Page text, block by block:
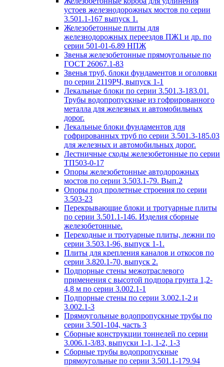
устоев железнодорожных мостов по серии
3.501.1-167 выпуск 1.
Железобетонные плиты для
железнодорожных переездов ПЖ1 и др. по
серии 501-01-6.89 НПЖ
Звенья железобетонные прямоугольные по
ГОСТ 26067.1-83
Звенья труб, блоки фундаментов и оголовки
по серии 2119РЧ, выпуск 1-1
Лекальные блоки по серии 3.501.3-183.01.
Трубы водопропускные из гофрированного
металла для железных и автомобильных
дорог.
Лекальные блоки фундаментов для
гофрированных труб по серии 3.501.3-185.03
для железных и автомобильных дорог.
Лестничные сходы железобетонные по серии
ТП503-0-17
Опоры железобетонные автодорожных
мостов по серии 3.503.1-79. Вып.2
Опоры под пролетные строения по серии
3.503-23
Перекрывающие блоки и тротуарные плиты
по серии 3.501.1-146. Изделия сборные
железобетонные.
Переходные и тротуарные плиты, лежни по
серии 3.503.1-96, выпуск 1-1.
Плиты для крепления каналов и откосов по
серии 3.820.1-70, выпуск 2.
Подпорные стены межотраслевого
применения с высотой подпора грунта 1,2-
4,8 м по серии 3.002.1-1
Подпорные стены по серии 3.002.1-2 и
3.002.1-3
Прямоугольные водопропускные трубы по
серии 3.501-104, часть 3
Сборные конструкции тоннелей по серии
3.006.1-3/83, выпуски 1-1, 1-2, 1-3
Сборные трубы водопропускные
прямоугольные по серии 3.501.1-179.94